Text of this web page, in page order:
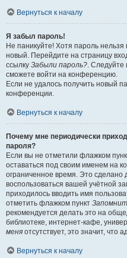
Вернуться к началу
Я забыл пароль!
Не паникуйте! Хотя пароль нельзя
новый. Перейдите на страницу
ссылку Забыли пароль? .
сможете войти на конференцию.
Если не удалось получить новый
конференции.
Вернуться к началу
Почему мне периодически
пароля?
Если вы не отметили флажком
оставаться под своим именем на
ограниченное время. Это сделано
воспользоваться вашей учётной
приходилось вводить имя
отметить флажком пункт
рекомендуется делать это на
библиотеке, интернет-кафе,
меня отсутствует, это значит, что
Вернуться к началу